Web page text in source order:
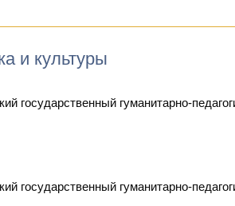
и культуры
государственный гуманитарно-
государственный гуманитарно-